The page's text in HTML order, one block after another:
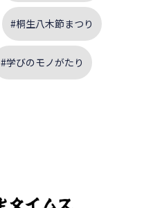
#桐生八木節まつり
#学びのモノがたり